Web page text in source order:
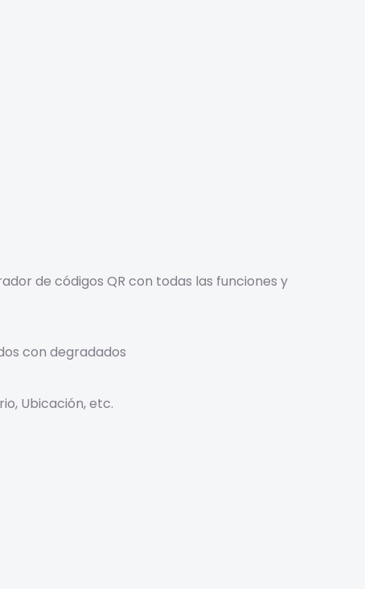
de códigos QR con todas las funciones y
con degradados
Ubicación, etc.